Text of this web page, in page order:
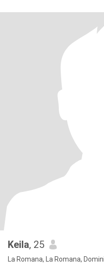
Keila, 25
La Romana, La Romana,